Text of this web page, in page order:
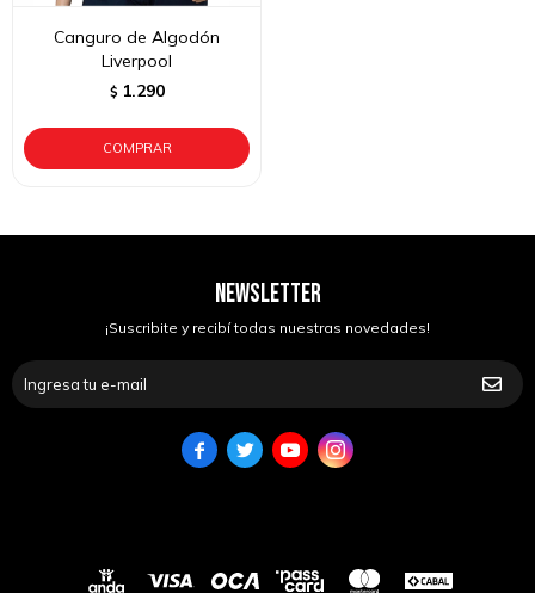
Canguro de Algodón
Liverpool
$ 1.290
NEWSLETTER
¡Suscribite y recibí todas nuestras novedades!
   